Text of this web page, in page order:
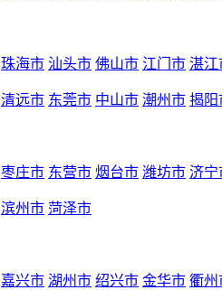
珠海市 汕头市 佛山市 江门市 湛江
清远市 东莞市 中山市 潮州市 揭阳
枣庄市 东营市 烟台市 潍坊市 济宁
滨州市 菏泽市
嘉兴市 湖州市 绍兴市 金华市 衢州